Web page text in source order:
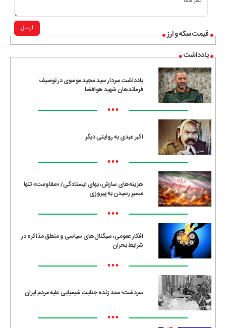
قیمت سکه و ارز
یادداشت
یادداشت سردار سید مجید موسوی در توصیف
فرماندهان شهید هوافضا
•••
اکبر عبدی به روایتی دیگر
•••
هزینه‌های سازش، بهای ایستادگی/ «مقاومت» تنها
مسیرِ رسیدن به پیروزی
•••
افکار عمومی، سیگنال‌های سیاسی و منطق مذاکره در
شرایط بحران
•••
سردشت؛ سند زنده جنایت شیمیایی علیه مردم ایران
•••
ارسال